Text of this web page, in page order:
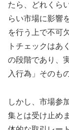
たら、どれくら
らい市場に影響
を行う上で不可
トチェックはあ
の段階であり、
入行為」そのも
しかし、市場参
集とは受け止め